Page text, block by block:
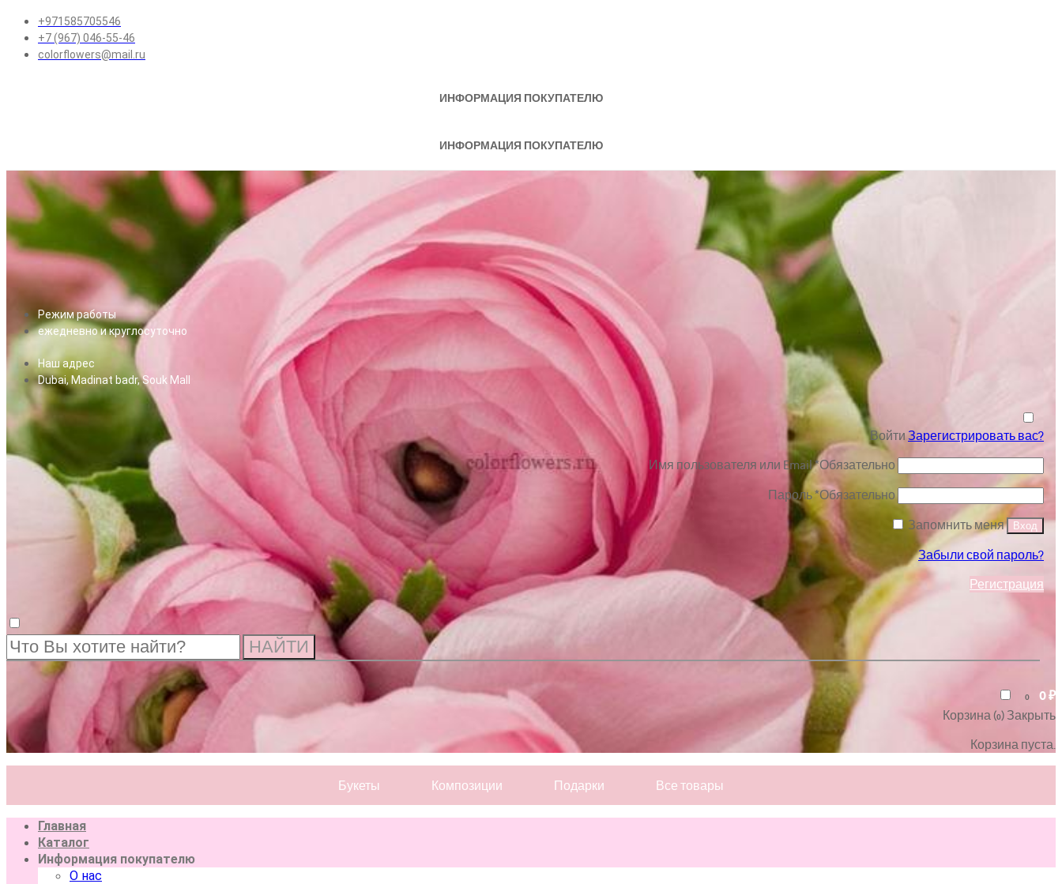
+971585705546
+7 (967) 046-55-46
colorflowers@mail.ru
ИНФОРМАЦИЯ ПОКУПАТЕЛЮ
ИНФОРМАЦИЯ ПОКУПАТЕЛЮ
Режим работы
ежедневно и круглосуточно
Наш адрес
Dubai, Madinat badr, Souk Mall
ВойтиЗарегистрировать вас?
Имя пользователя или Email*Обязательно
Пароль*Обязательно
Запомнить меня
Вход
Забыли свой пароль?
Регистрация
НАЙТИ
0 0₽
Корзина (0)Закрыть
Корзина пуста.
Букеты Композиции Подарки Все товары
Главная
Каталог
Информация покупателю
О нас